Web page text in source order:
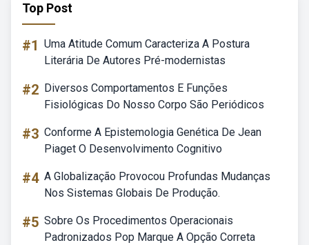
Top Post
#1 Uma Atitude Comum Caracteriza A Postura
Literária De Autores Pré-modernistas
#2 Diversos Comportamentos E Funções
Fisiológicas Do Nosso Corpo São Periódicos
#3 Conforme A Epistemologia Genética De Jean
Piaget O Desenvolvimento Cognitivo
#4 A Globalização Provocou Profundas Mudanças
Nos Sistemas Globais De Produção.
#5 Sobre Os Procedimentos Operacionais
Padronizados Pop Marque A Opção Correta